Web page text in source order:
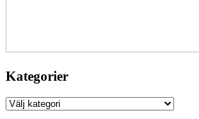
Kategorier
Kategorier